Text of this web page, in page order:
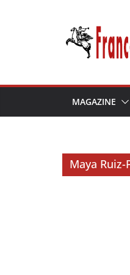
MAGAZINE
Maya Ruiz-